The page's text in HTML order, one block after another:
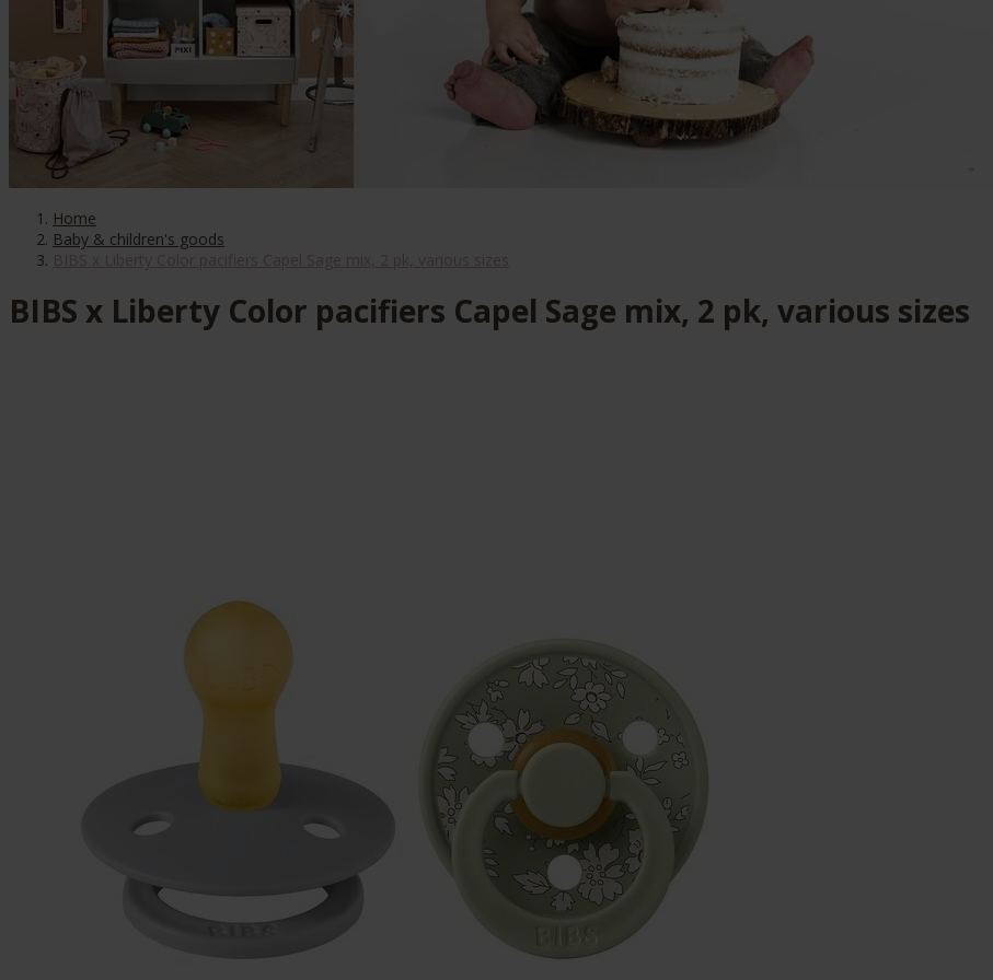
Home
Baby & children's goods
BIBS x Liberty Color pacifiers Capel Sage mix, 2 pk, various sizes